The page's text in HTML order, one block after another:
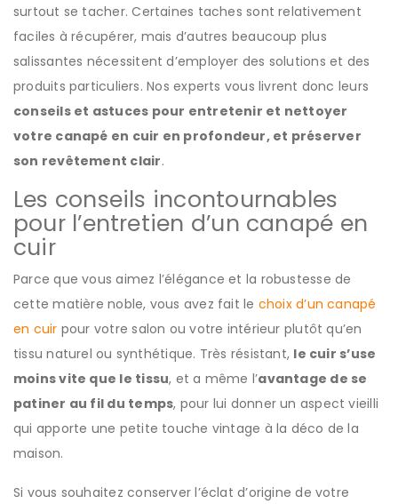
surtout se tacher. Certaines taches sont relativement
faciles à récupérer, mais d’autres beaucoup plus
salissantes nécessitent d’employer des solutions et des
produits particuliers. Nos experts vous livrent donc leurs
conseils et astuces pour entretenir et nettoyer
votre canapé en cuir en profondeur, et préserver
son revêtement clair.
Les conseils incontournables
pour l’entretien d’un canapé en
cuir
Parce que vous aimez l’élégance et la robustesse de
cette matière noble, vous avez fait le choix d’un canapé
en cuir pour votre salon ou votre intérieur plutôt qu’en
tissu naturel ou synthétique. Très résistant, le cuir s’use
moins vite que le tissu, et a même l’avantage de se
patiner au fil du temps, pour lui donner un aspect vieilli
qui apporte une petite touche vintage à la déco de la
maison.
Si vous souhaitez conserver l’éclat d’origine de votre